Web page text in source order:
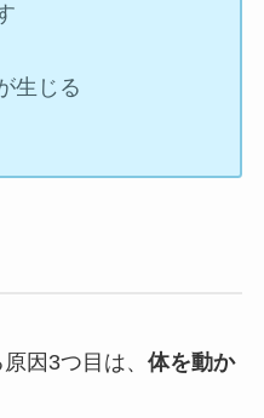
生じる
因3つ目は、 体を動か